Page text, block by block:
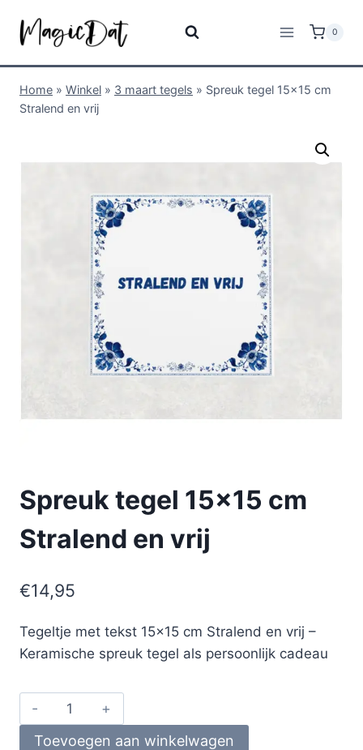
0
Home » Winkel » 3 maart tegels » Spreuk tegel 15×15 cm
Stralend en vrij
Spreuk tegel 15×15 cm
Stralend en vrij
€14,95
Tegeltje met tekst 15×15 cm Stralend en vrij –
Keramische spreuk tegel als persoonlijk cadeau
Toevoegen aan winkelwagen